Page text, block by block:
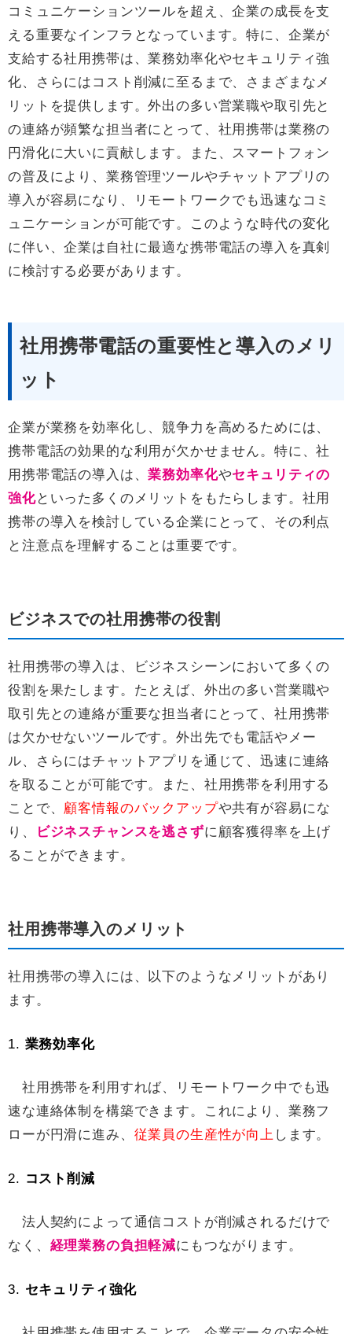
コミュニケーションツールを超え、企業の成長を支
える重要なインフラとなっています。特に、企業が
支給する社用携帯は、業務効率化やセキュリティ強
化、さらにはコスト削減に至るまで、さまざまなメ
リットを提供します。外出の多い営業職や取引先と
の連絡が頻繁な担当者にとって、社用携帯は業務の
円滑化に大いに貢献します。また、スマートフォン
の普及により、業務管理ツールやチャットアプリの
導入が容易になり、リモートワークでも迅速なコミ
ュニケーションが可能です。このような時代の変化
に伴い、企業は自社に最適な携帯電話の導入を真剣
に検討する必要があります。
社用携帯電話の重要性と導入のメリ
ット
企業が業務を効率化し、競争力を高めるためには、
携帯電話の効果的な利用が欠かせません。特に、社
用携帯電話の導入は、業務効率化やセキュリティの
強化といった多くのメリットをもたらします。社用
携帯の導入を検討している企業にとって、その利点
と注意点を理解することは重要です。
ビジネスでの社用携帯の役割
社用携帯の導入は、ビジネスシーンにおいて多くの
役割を果たします。たとえば、外出の多い営業職や
取引先との連絡が重要な担当者にとって、社用携帯
は欠かせないツールです。外出先でも電話やメー
ル、さらにはチャットアプリを通じて、迅速に連絡
を取ることが可能です。また、社用携帯を利用する
ことで、 顧客情報のバックアップや共有が容易にな
り、
ビジネスチャンスを逃さずに顧客獲得率を上げ
ることができます。
社用携帯導入のメリット
社用携帯の導入には、以下のようなメリットがあり
ます。
1. 業務効率化
社用携帯を利用すれば、リモートワーク中でも迅
速な連絡体制を構築できます。これにより、業務フ
ローが円滑に進み、 従業員の生産性が向上 します。
2. コスト削減
法人契約によって通信コストが削減されるだけで
なく、 経理業務の負担軽減にもつながります。
3. セキュリティ強化